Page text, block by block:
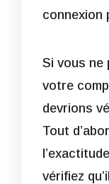
connexion
Si vous ne
votre
devrions
Tout
vérifiez